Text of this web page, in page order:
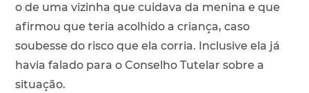
o de uma vizinha que cuidava da menina e que
afirmou que teria acolhido a criança, caso
soubesse do risco que ela corria. Inclusive ela já
havia falado para o Conselho Tutelar sobre a
situação.